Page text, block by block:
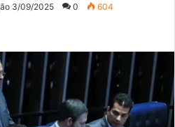
3/09/2025 0 604